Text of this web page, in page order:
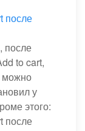
после
после
to cart,
можно
у
этого:
после